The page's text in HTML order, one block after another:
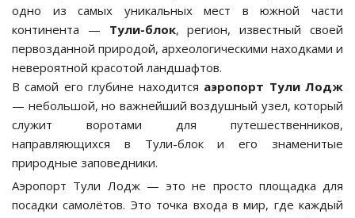
одно из самых уникальных мест в южной части
континента — Тули-блок, регион, известный своей
первозданной природой, археологическими находками и
невероятной красотой ландшафтов.
В самой его глубине находится аэропорт Тули Лодж
— небольшой, но важнейший воздушный узел, который
служит воротами для путешественников,
направляющихся в Тули-блок и его знаменитые
природные заповедники.
Аэропорт Тули Лодж — это не просто площадка для
посадки самолётов. Это точка входа в мир, где каждый